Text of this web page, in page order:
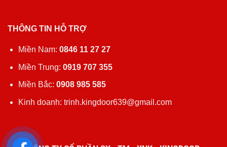
THÔNG TIN HỖ TRỢ
Miền Nam: 0846 11 27 27
Miền Trung: 0919 707 355
Miền Bắc: 0908 985 585
Kinh doanh: trinh.kingdoor639@gmail.com